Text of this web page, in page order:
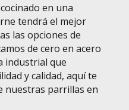
en una
tendrá el mejor
las opciones de
de cero en acero
industrial que
y calidad, aquí te
nuestras parrillas en